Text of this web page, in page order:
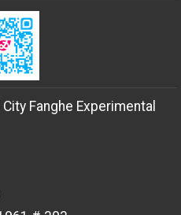
Fanghe Experimental